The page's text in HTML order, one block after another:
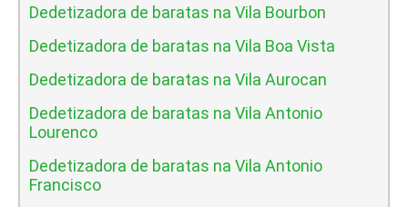
Dedetizadora de baratas na Vila Bourbon
Dedetizadora de baratas na Vila Boa Vista
Dedetizadora de baratas na Vila Aurocan
Dedetizadora de baratas na Vila Antonio
Lourenco
Dedetizadora de baratas na Vila Antonio
Francisco